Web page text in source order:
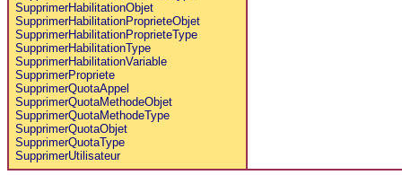
SupprimerHabilitationObjet
SupprimerHabilitationProprieteObjet
SupprimerHabilitationProprieteType
SupprimerHabilitationType
SupprimerHabilitationVariable
SupprimerPropriete
SupprimerQuotaAppel
SupprimerQuotaMethodeObjet
SupprimerQuotaMethodeType
SupprimerQuotaObjet
SupprimerQuotaType
SupprimerUtilisateur